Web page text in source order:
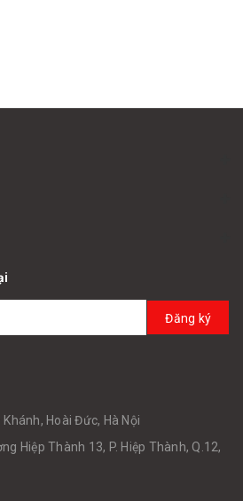
Đăng ký
Hoài Đức, Hà Nội
Hiệp Thành 13, P. Hiệp Thành, Q.12,